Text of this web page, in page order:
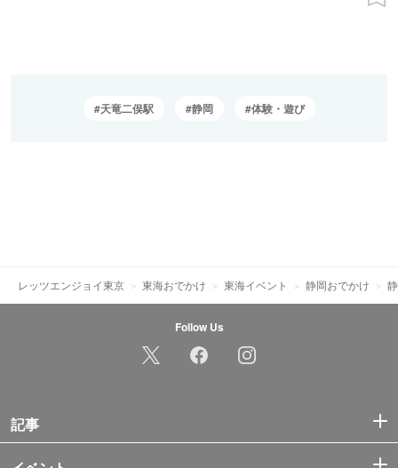
天竜二俣駅 静岡 体験・遊び
レッツエンジョイ東京 東海おでかけ 東海イベント 静岡おでかけ
Follow Us
記事